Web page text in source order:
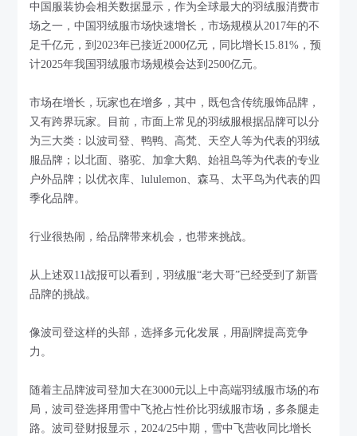
中国服装协会相关数据显示，作为全球最大的羽绒服消费市
场之一，中国羽绒服市场快速增长，市场规模从2017年的不
足千亿元，到2023年已接近2000亿元，同比增长15.81%，预
计2025年我国羽绒服市场规模会达到2500亿元。
市场在增长，玩家也在增多，其中，既包含传统服饰品牌，
又有跨界玩家。目前，市面上常见的羽绒服根据品牌可以分
为三大类：以波司登、鸭鸭、高梵、天空人等为代表的羽绒
服品牌；以北面、骆驼、加拿大鹅、始祖鸟等为代表的专业
户外品牌；以优衣库、lululemon、森马、太平鸟为代表的四
季化品牌。
行业很热闹，给品牌带来机会，也带来挑战。
从上述双11战报可以看到，羽绒服“老大哥”已经受到了新晋
品牌的挑战。
像波司登这样的头部，选择多元化发展，用副牌提高竞争
力。
随着主品牌波司登加大在3000元以上中高端羽绒服市场的布
局，波司登选择用雪中飞抢占性价比羽绒服市场，多条腿走
路。波司登财报显示，2024/25中期，雪中飞营收同比增长